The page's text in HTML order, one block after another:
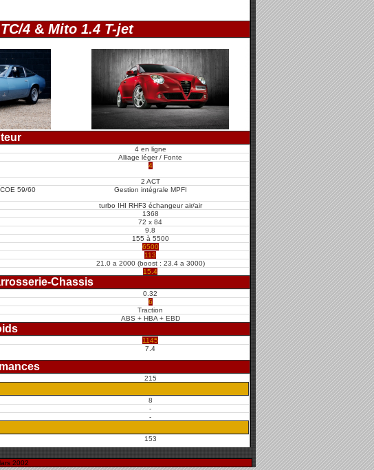
4& Mito 1.4 T-jet
4 en ligne
Alliage léger / Fonte
4
2 ACT
59/60 Gestion intégrale MPFI
turbo IHI RHF3 échangeur air/air
1368
72 x 84
9.8
155 à 5500
6500
113
21.0 a 2000 (boost : 23.4 a 3000)
15.4
Chassis
0.32
6
Traction
ABS + HBA + EBD
1145
7.4
215
8
-
-
153
2002